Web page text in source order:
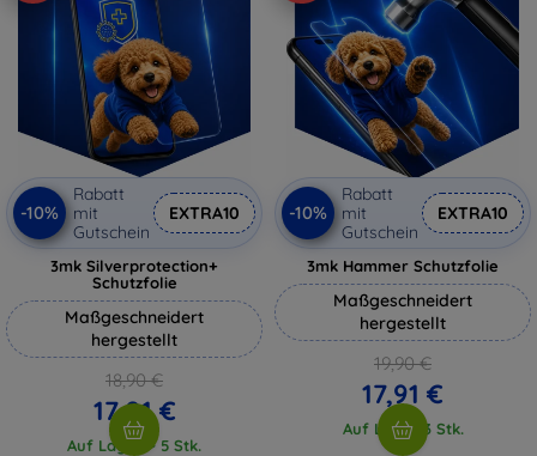
-10%
Rabatt
mit
Gutschein
EXTRA10
3mk Silverprotection+
Schutzfolie
Maßgeschneidert
hergestellt
18,90 €
17,01 €
Auf Lager > 5 Stk.
-10%
Rabatt
mit
Gutschein
EXTRA10
3mk Hammer Schutzfolie
Maßgeschneidert
hergestellt
19,90 €
17,91 €
Auf Lager 3 Stk.